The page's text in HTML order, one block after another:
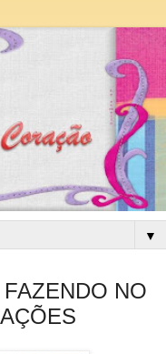
▼
NO